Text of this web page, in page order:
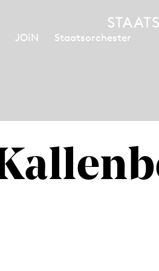
JOiN Staatsorchester